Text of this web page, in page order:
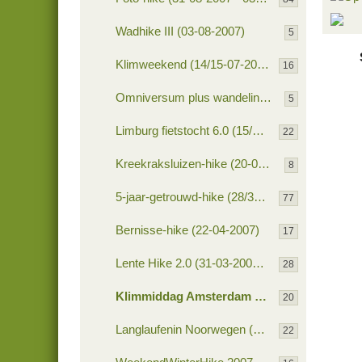
Wadhike III (03-08-2007) 5
Klimweekend (14/15-07-2007) 16
Omniversum plus wandeling (08-07-2007) 5
Limburg fietstocht 6.0 (15/17-06-2007) 22
Kreekraksluizen-hike (20-05-2007) 8
5-jaar-getrouwd-hike (28/30-04-2007 77
Bernisse-hike (22-04-2007) 17
Lente Hike 2.0 (31-03-2007 / 01-04-2007) 28
Klimmiddag Amsterdam (24-03-2007) 20
Langlaufenin Noorwegen (3/4-03-2007) 22